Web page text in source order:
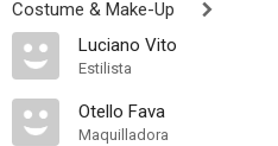
Costume & Make-Up
Luciano Vito
Estilista
Otello Fava
Maquilladora